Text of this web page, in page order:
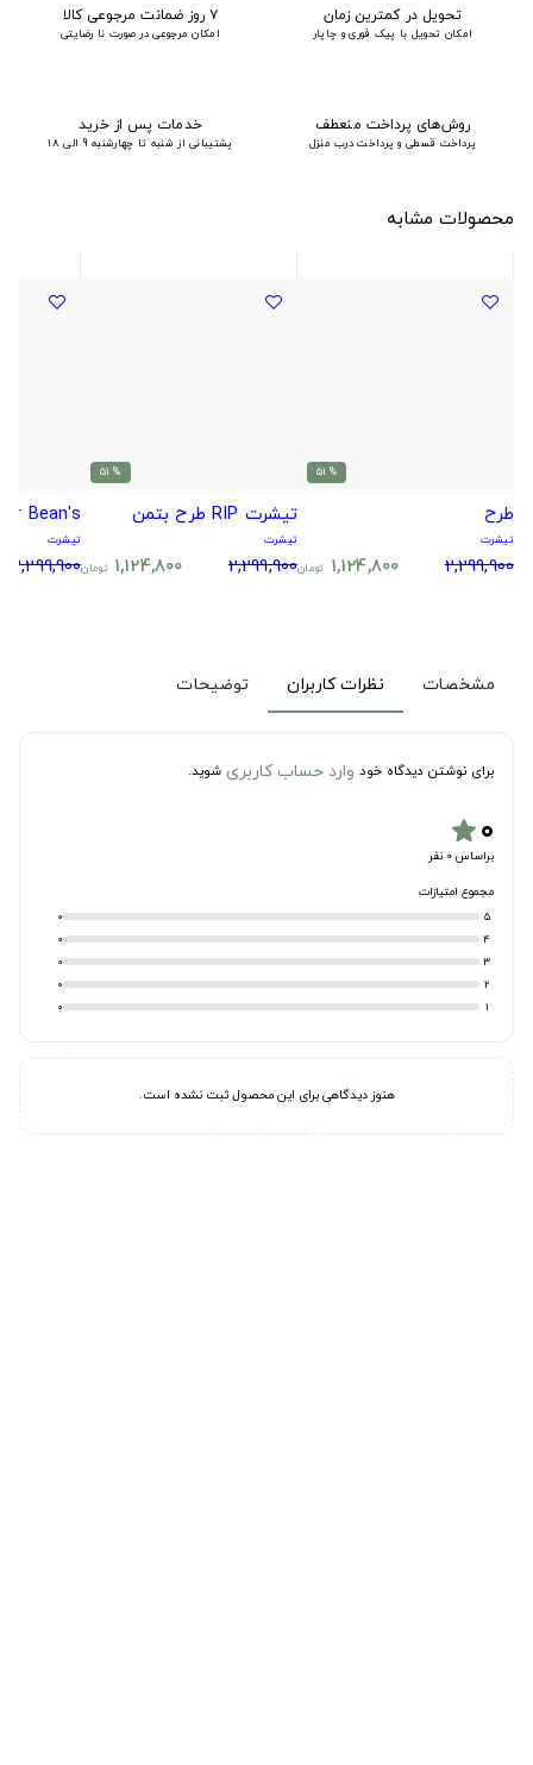
تحویل در کمترین زمان
امکان تحویل با پیک فوری و چاپار
۷ روز ضمانت مرجوعی کالا
امکان مرجوعی در صورت نا رضایتی
روش‌های پرداخت منعطف
پرداخت قسطی و پرداخت درب منزل
خدمات پس از خرید
پشتیبانی از شنبه تا چهارشنبه 9 الی 18
محصولات مشابه
% 51
طرح
تیشرت
2,299,900
1,124,800 تومان
% 51
تیشرت RIP طرح بتمن
تیشرت
2,299,900
1,124,800 تومان
Mr Bean's طرح
تیشرت
2,299,900
مشخصات نظرات کاربران توضیحات
برای نوشتن دیدگاه خود وارد حساب کاربری شوید.
۰star
براساس 0 نفر
مجموع امتیازات
5
0
4
0
3
0
2
0
1
0
هنوز دیدگاهی برای این محصول ثبت نشده است.